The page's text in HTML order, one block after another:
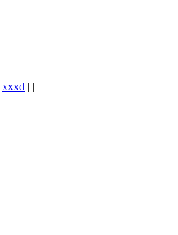
xxxd | |